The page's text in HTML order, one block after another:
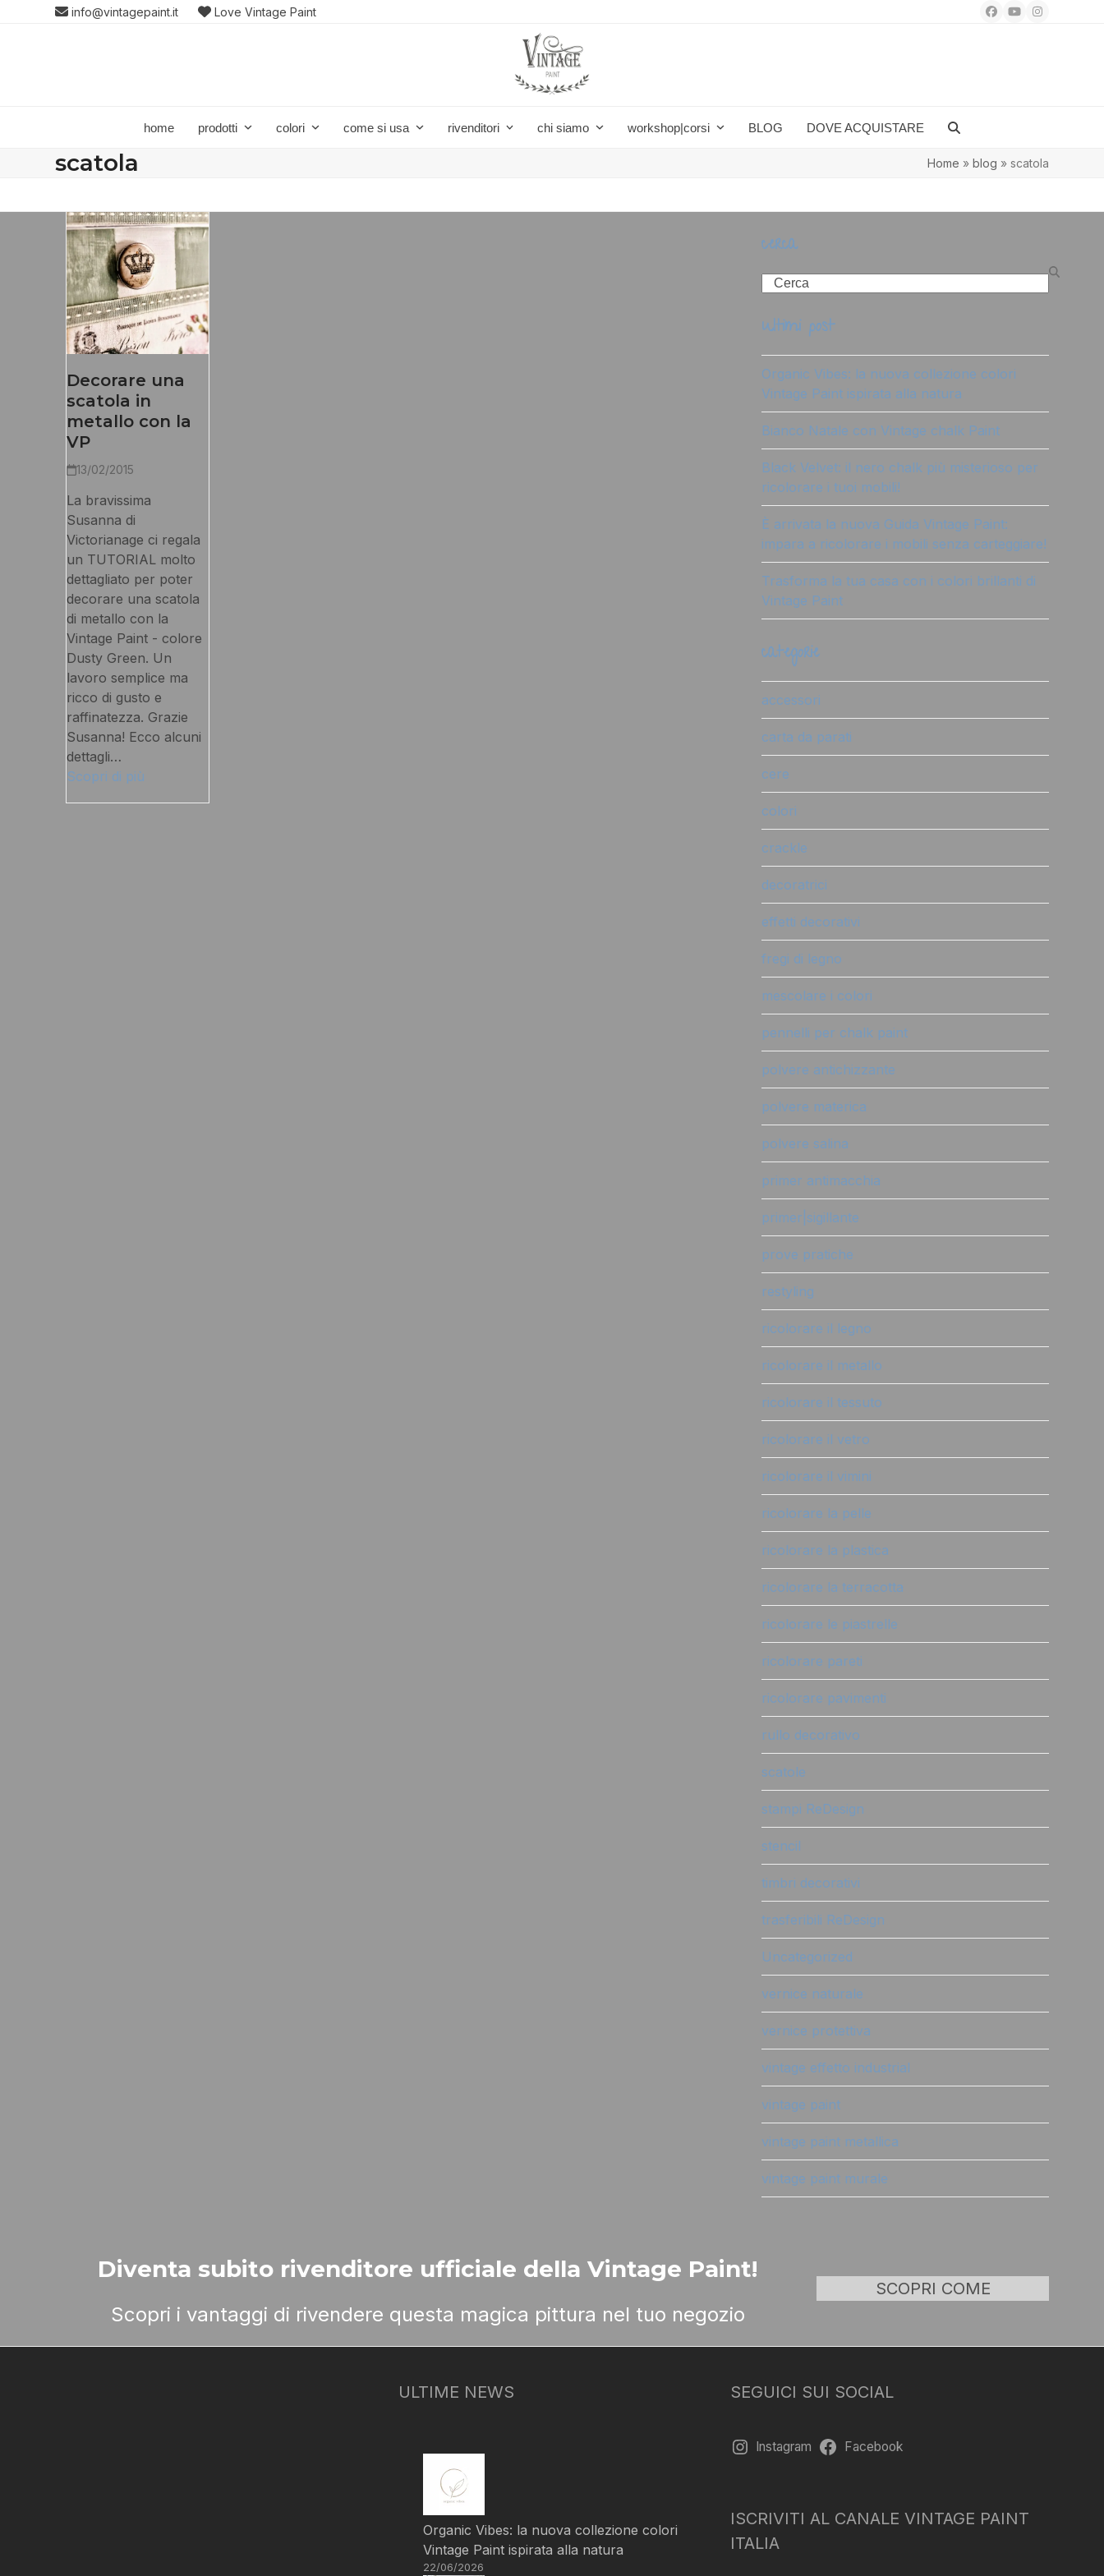
info@vintagepaint.it Love Vintage Paint Facebook
YouTubeInstagram
home prodotti colori come si usa rivenditori chi siamo workshop|corsi BLOG DOVE ACQUISTARE
scatola Home » blog » scatola
Decorare una
scatola in
metallo con la
VP
13/02/2015
La bravissima
Susanna di
Victorianage ci regala
un TUTORIAL molto
dettagliato per poter
decorare una scatola
di metallo con la
Vintage Paint - colore
Dusty Green. Un
lavoro semplice ma
ricco di gusto e
raffinatezza. Grazie
Susanna! Ecco alcuni
dettagli…
Scopri di più
cerca
Search
ultimi post
Organic Vibes: la nuova collezione colori
Vintage Paint ispirata alla natura
Bianco Natale con Vintage chalk Paint
Black Velvet: il nero chalk più misterioso per
ricolorare i tuoi mobili!
È arrivata la nuova Guida Vintage Paint:
impara a ricolorare i mobili senza carteggiare!
Trasforma la tua casa con i colori brillanti di
Vintage Paint
categorie
accessori
carta da parati
cere
colori
crackle
decoratrici
effetti decorativi
fregi di legno
mescolare i colori
pennelli per chalk paint
polvere antichizzante
polvere materica
polvere salina
primer antimacchia
primer|sigillante
prove pratiche
restyling
ricolorare il legno
ricolorare il metallo
ricolorare il tessuto
ricolorare il vetro
ricolorare il vimini
ricolorare la pelle
ricolorare la plastica
ricolorare la terracotta
ricolorare le piastrelle
ricolorare pareti
ricolorare pavimenti
rullo decorativo
scatole
stampi ReDesign
stencil
timbri decorativi
trasferibili ReDesign
Uncategorized
vernice naturale
vernice protettiva
vintage effetto industrial
vintage paint
vintage paint metallica
vintage paint murale
Diventa subito rivenditore ufficiale della Vintage Paint!
Scopri i vantaggi di rivendere questa magica pittura nel tuo negozio
SCOPRI COME
ULTIME NEWS
Organic Vibes: la nuova collezione colori
Vintage Paint ispirata alla natura
22/06/2026
SEGUICI SUI SOCIAL
Instagram Facebook
ISCRIVITI AL CANALE VINTAGE PAINT
ITALIA